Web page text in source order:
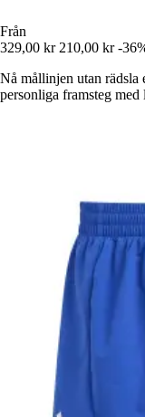
Från
329,00 kr 210,00 kr -
Nå mållinjen utan rädsla
personliga framsteg med